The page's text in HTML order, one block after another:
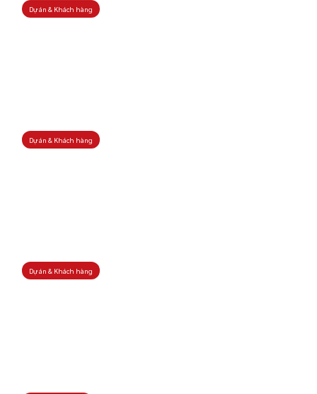
Dự án & Khách hàng
Dự án & Khách hàng
Dự án & Khách hàng